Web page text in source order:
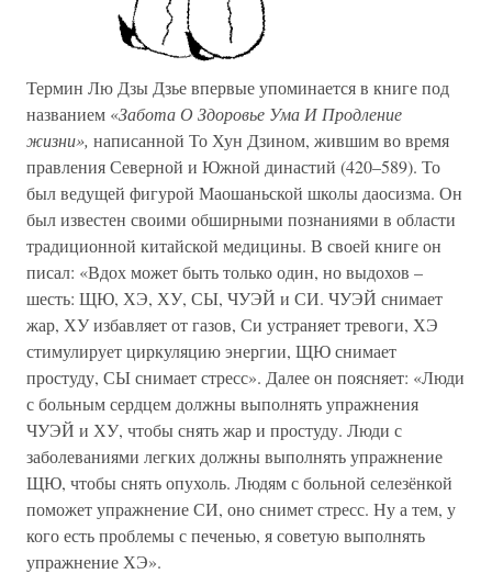
Термин Лю Дзы Дзье впервые упоминается в книге под
названием «Забота О Здоровье Ума И Продление
жизни», написанной То Хун Дзином, жившим во время
правления Северной и Южной династий (420–589). То
был ведущей фигурой Маошаньской школы даосизма. Он
был известен своими обширными познаниями в области
традиционной китайской медицины. В своей книге он
писал: «Вдох может быть только один, но выдохов –
шесть: ЩЮ, ХЭ, ХУ, СЫ, ЧУЭЙ и СИ. ЧУЭЙ снимает
жар, ХУ избавляет от газов, Си устраняет тревоги, ХЭ
стимулирует циркуляцию энергии, ЩЮ снимает
простуду, СЫ снимает стресс». Далее он поясняет: «Люди
с больным сердцем должны выполнять упражнения
ЧУЭЙ и ХУ, чтобы снять жар и простуду. Люди с
заболеваниями легких должны выполнять упражнение
ЩЮ, чтобы снять опухоль. Людям с больной селезёнкой
поможет упражнение СИ, оно снимет стресс. Ну а тем, у
кого есть проблемы с печенью, я советую выполнять
упражнение ХЭ».